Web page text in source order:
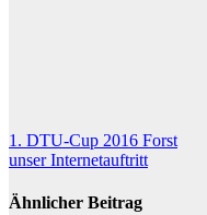
Beitragsnavigation
1. DTU-Cup 2016 Forst
unser Internetauftritt
Ähnlicher Beitrag